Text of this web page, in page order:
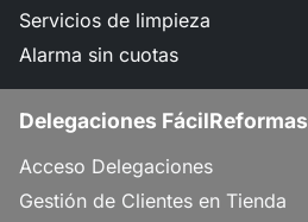
Servicios de limpieza
Alarma sin cuotas
Delegaciones FácilReformas
Acceso Delegaciones
Gestión de Clientes en Tienda